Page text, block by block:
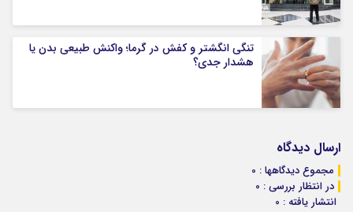
تنگی انگشتر و کفش در گرما؛ واکنش طبیعی بدن یا
هشدار جدی؟
ارسال دیدگاه
مجموع دیدگاهها : 0
در انتظار بررسی : 0
انتشار یافته : 0